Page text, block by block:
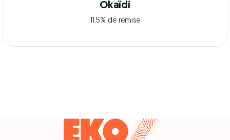
Okaïdi
11.5% de remise